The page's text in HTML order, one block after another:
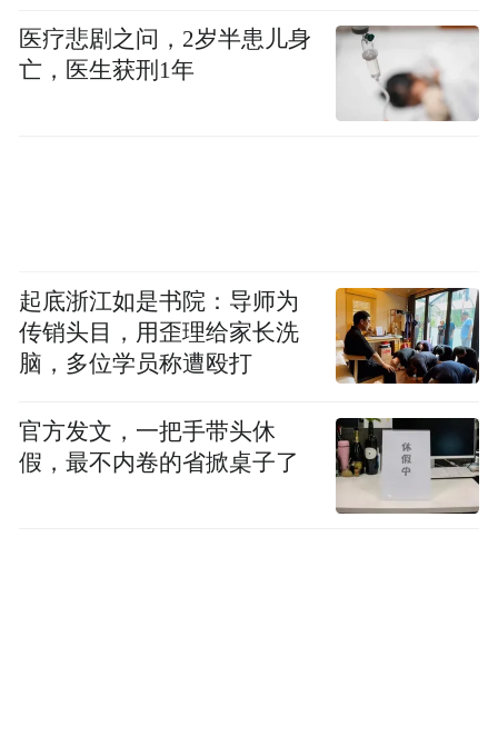
医疗悲剧之问，2岁半患儿身
亡，医生获刑1年
起底浙江如是书院：导师为
传销头目，用歪理给家长洗
脑，多位学员称遭殴打
官方发文，一把手带头休
假，最不内卷的省掀桌子了